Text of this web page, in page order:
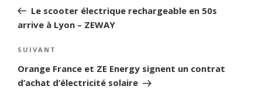
l’article
précédent
Le scooter électrique rechargeable en 50s
arrive à Lyon – ZEWAY
Article
suivant
SUIVANT
Orange France et ZE Energy signent un contrat
d’achat d’électricité solaire